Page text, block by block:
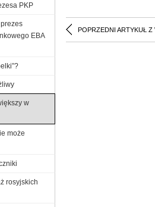
POPRZEDNI ARTYKUŁ Z
PKP
EBA
w
może
rosyjskich